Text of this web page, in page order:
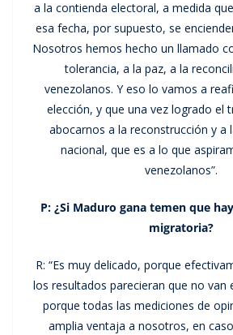
a la contienda electoral, a medida
esa fecha, por supuesto, se
Nosotros hemos hecho un llamado
tolerancia, a la paz, a la
venezolanos. Y eso lo vamos a
elección, y que una vez logrado el
abocarnos a la reconstrucción y a
nacional, que es a lo que
venezolanos”.
P: ¿Si Maduro gana temen que
migratoria?
R: “Es muy delicado, porque
los resultados parecieran que no van
porque todas las mediciones de
amplia ventaja a nosotros, en